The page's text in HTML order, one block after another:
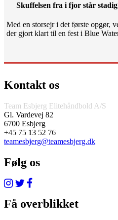
Skuffelsen fra i fjor står
Med en storsejr i det første opgør,
der gjort klart til en fest i Blue
Kontakt os
Team Esbjerg Elitehåndbold A/S
Gl. Vardevej 82
6700 Esbjerg
+45 75 13 52 76
teamesbjerg@teamesbjerg.dk
Følg os
Få overblikket